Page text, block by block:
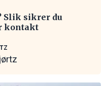
Slik sikrer du
kontakt